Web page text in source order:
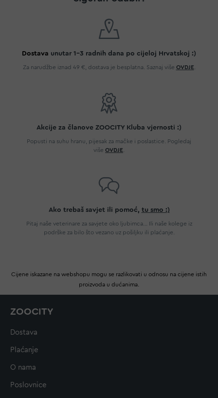
Dostava unutar 1-3 radnih dana po cijeloj Hrvatskoj :)
Za narudžbe iznad 49 €, dostava je besplatna. Saznaj više OVDJE
Akcije za članove ZOOCITY Kluba vjernosti :)
Popusti na suhu hranu, pijesak za mačke i poslastice. Pogledaj
više OVDJE
Ako trebaš savjet ili pomoć, tu smo :)
Pitaj naše veterinare za savjete oko ljubimca... Ili naše kolege iz
podrške za bilo što vezano uz pošiljku ili plaćanje.
Cijene iskazane na webshopu mogu se razlikovati u odnosu na cijene istih
proizvoda u dućanima.
ZOOCITY
Dostava
Plaćanje
O nama
Poslovnice